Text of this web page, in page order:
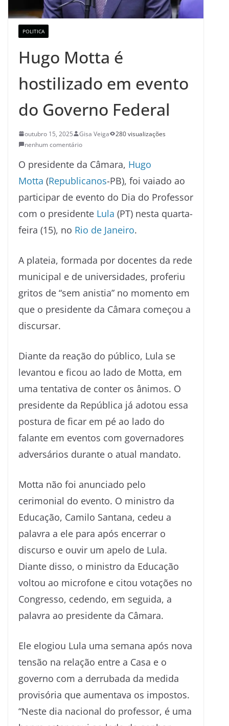
POLITICA
Hugo Motta é
hostilizado em evento
do Governo Federal
outubro 15, 2025 Gisa Veiga
280 visualizações
nenhum comentário
O presidente da Câmara, Hugo
Motta (Republicanos-PB), foi vaiado ao
participar de evento do Dia do Professor
com o presidente Lula (PT) nesta quarta-
feira (15), no Rio de Janeiro.
A plateia, formada por docentes da rede
municipal e de universidades, proferiu
gritos de “sem anistia” no momento em
que o presidente da Câmara começou a
discursar.
Diante da reação do público, Lula se
levantou e ficou ao lado de Motta, em
uma tentativa de conter os ânimos. O
presidente da República já adotou essa
postura de ficar em pé ao lado do
falante em eventos com governadores
adversários durante o atual mandato.
Motta não foi anunciado pelo
cerimonial do evento. O ministro da
Educação, Camilo Santana, cedeu a
palavra a ele para após encerrar o
discurso e ouvir um apelo de Lula.
Diante disso, o ministro da Educação
voltou ao microfone e citou votações no
Congresso, cedendo, em seguida, a
palavra ao presidente da Câmara.
Ele elogiou Lula uma semana após nova
tensão na relação entre a Casa e o
governo com a derrubada da medida
provisória que aumentava os impostos.
“Neste dia nacional do professor, é uma